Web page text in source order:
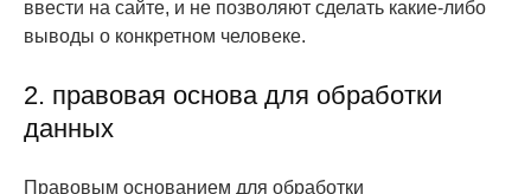
ввести на сайте, и не позволяют сделать какие-либо
выводы о конкретном человеке.
2. правовая основа для обработки
данных
Правовым основанием для обработки